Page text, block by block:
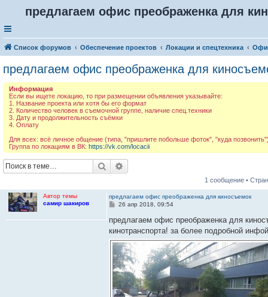
предлагаем офис преображенка для
Список форумов Обеспечение проектов Локации и спецтехника
предлагаем офис преображенка для
Информация
Если вы ищете локацию, то при размещении объявления указывайте:
1. Название проекта или хотя бы его формат
2. Количество человек в съемочной группе, наличие спец.техники
3. Дату и продолжительность съёмки
4. Оплату
Для всех: всё личное общение (типа, "пришлите побольше фоток", "куда
Группа по локациям в ВК: https://vk.com/locacii
Поиск
1 сообщение •
Автор темы
самир шакиров
предлагаем офис преображенка для киносъемок
С
о
щ
е
н
и
е
26 апр 2018, 09:54
предлагаем офис преображенка для
кинотранспорта! за более подробной